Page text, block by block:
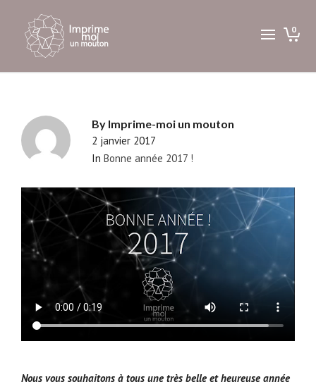
0
By Imprime-moi un mouton
2 janvier 2017
In Bonne année 2017 !
Nous vous souhaitons à tous une très belle et heureuse année